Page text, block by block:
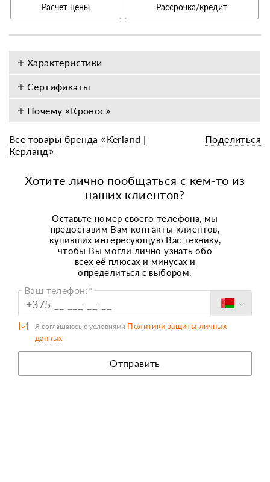
Расчет цены Рассрочка/кредит
Характеристики
Сертификаты
Почему «Кронос»
Все товары бренда «Kerland |
Керланд»
Поделиться
Хотите лично пообщаться с кем-то из
наших клиентов?
Оставьте номер своего телефона, мы
предоставим Вам контакты клиентов,
купивших интересующую Вас технику,
чтобы Вы могли лично узнать обо
всех её плюсах и минусах и
определиться с выбором.
Ваш телефон:*
Отправить
Я соглашаюсь с условиями Политики защиты личных
данных